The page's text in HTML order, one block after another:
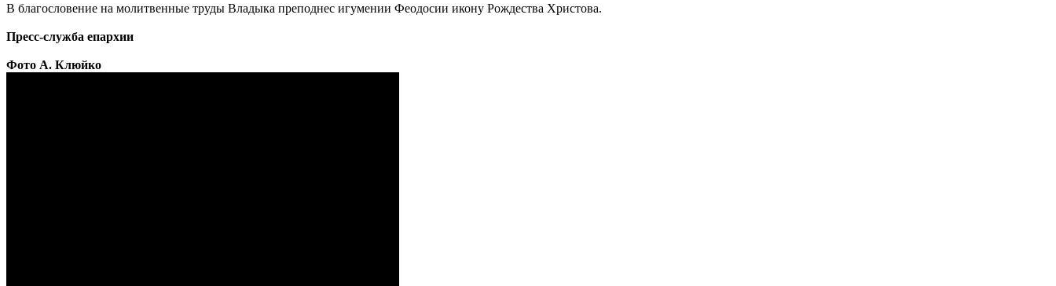
В благословение на молитвенные труды Владыка преподнес игумении Феодосии икону Рождества Христова.
Пресс-служба епархии
Фото А. Клюйко